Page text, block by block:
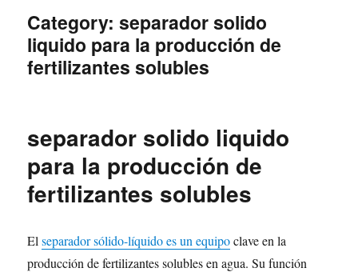
Category:separador solido
liquido para la producción de
fertilizantes solubles
separador solido liquido
para la producción de
fertilizantes solubles
Elseparador sólido-líquido es un equipoclave en la
producción de fertilizantes solubles en agua. Su función